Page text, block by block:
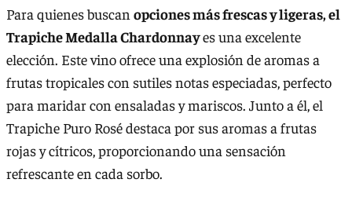
Para quienes buscan opciones más frescas y ligeras, el
Trapiche Medalla Chardonnayes una excelente
elección. Este vino ofrece una explosión de aromas a
frutas tropicales con sutiles notas especiadas, perfecto
para maridar con ensaladas y mariscos. Junto a él, el
Trapiche Puro Rosé destaca por sus aromas a frutas
rojas y cítricos, proporcionando una sensación
refrescante en cada sorbo.